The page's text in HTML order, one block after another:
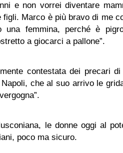
e non vorrei diventare
Marco è più bravo di me
una femmina, perché è
a giocarci a pallone”.
contestata dei precari di
che al suo arrivo le
le donne oggi al
poco ma sicuro.